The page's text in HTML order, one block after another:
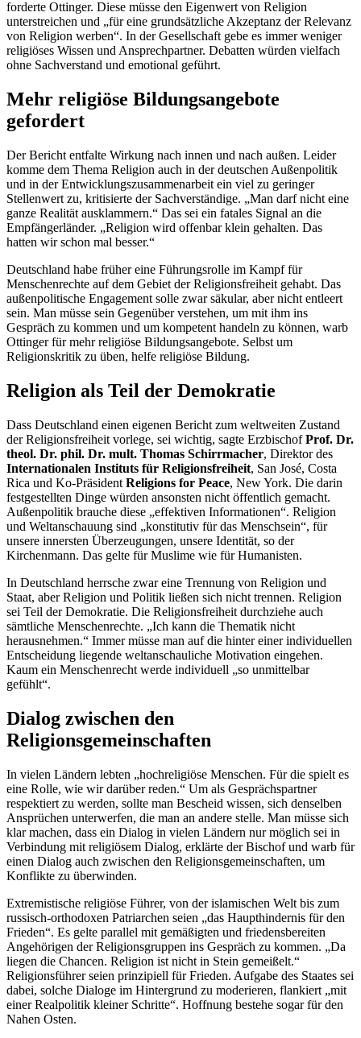
forderte Ottinger. Diese müsse den Eigenwert von Religion
unterstreichen und „für eine grundsätzliche Akzeptanz der Relevanz
von Religion werben“. In der Gesellschaft gebe es immer weniger
religiöses Wissen und Ansprechpartner. Debatten würden vielfach
ohne Sachverstand und emotional geführt.
Mehr religiöse Bildungsangebote
gefordert
Der Bericht entfalte Wirkung nach innen und nach außen. Leider
komme dem Thema Religion auch in der deutschen Außenpolitik
und in der Entwicklungszusammenarbeit ein viel zu geringer
Stellenwert zu, kritisierte der Sachverständige. „Man darf nicht eine
ganze Realität ausklammern.“ Das sei ein fatales Signal an die
Empfängerländer. „Religion wird offenbar klein gehalten. Das
hatten wir schon mal besser.“
Deutschland habe früher eine Führungsrolle im Kampf für
Menschenrechte auf dem Gebiet der Religionsfreiheit gehabt. Das
außenpolitische Engagement solle zwar säkular, aber nicht entleert
sein. Man müsse sein Gegenüber verstehen, um mit ihm ins
Gespräch zu kommen und um kompetent handeln zu können, warb
Ottinger für mehr religiöse Bildungsangebote. Selbst um
Religionskritik zu üben, helfe religiöse Bildung.
Religion als Teil der Demokratie
Dass Deutschland einen eigenen Bericht zum weltweiten Zustand
der Religionsfreiheit vorlege, sei wichtig, sagte ErzbischofProf. Dr.
theol. Dr. phil. Dr. mult. Thomas Schirrmacher, Direktor des
Internationalen Instituts für Religionsfreiheit, San José, Costa
Rica und Ko-Präsident Religions for Peace, New York. Die darin
festgestellten Dinge würden ansonsten nicht öffentlich gemacht.
Außenpolitik brauche diese „effektiven Informationen“. Religion
und Weltanschauung sind „konstitutiv für das Menschsein“, für
unsere innersten Überzeugungen, unsere Identität, so der
Kirchenmann. Das gelte für Muslime wie für Humanisten.
In Deutschland herrsche zwar eine Trennung von Religion und
Staat, aber Religion und Politik ließen sich nicht trennen. Religion
sei Teil der Demokratie. Die Religionsfreiheit durchziehe auch
sämtliche Menschenrechte. „Ich kann die Thematik nicht
herausnehmen.“ Immer müsse man auf die hinter einer individuellen
Entscheidung liegende weltanschauliche Motivation eingehen.
Kaum ein Menschenrecht werde individuell „so unmittelbar
gefühlt“.
Dialog zwischen den
Religionsgemeinschaften
In vielen Ländern lebten „hochreligiöse Menschen. Für die spielt es
eine Rolle, wie wir darüber reden.“ Um als Gesprächspartner
respektiert zu werden, sollte man Bescheid wissen, sich denselben
Ansprüchen unterwerfen, die man an andere stelle. Man müsse sich
klar machen, dass ein Dialog in vielen Ländern nur möglich sei in
Verbindung mit religiösem Dialog, erklärte der Bischof und warb für
einen Dialog auch zwischen den Religionsgemeinschaften, um
Konflikte zu überwinden.
Extremistische religiöse Führer, von der islamischen Welt bis zum
russisch-orthodoxen Patriarchen seien „das Haupthindernis für den
Frieden“. Es gelte parallel mit gemäßigten und friedensbereiten
Angehörigen der Religionsgruppen ins Gespräch zu kommen. „Da
liegen die Chancen. Religion ist nicht in Stein gemeißelt.“
Religionsführer seien prinzipiell für Frieden. Aufgabe des Staates sei
dabei, solche Dialoge im Hintergrund zu moderieren, flankiert „mit
einer Realpolitik kleiner Schritte“. Hoffnung bestehe sogar für den
Nahen Osten.